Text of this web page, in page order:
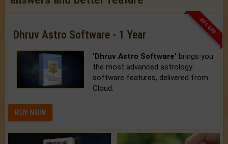
33% OFF
Dhruv Astro Software - 1 Year
'Dhruv Astro Software' brings you
the most advanced astrology
software features, delivered from
Cloud.
BUY NOW